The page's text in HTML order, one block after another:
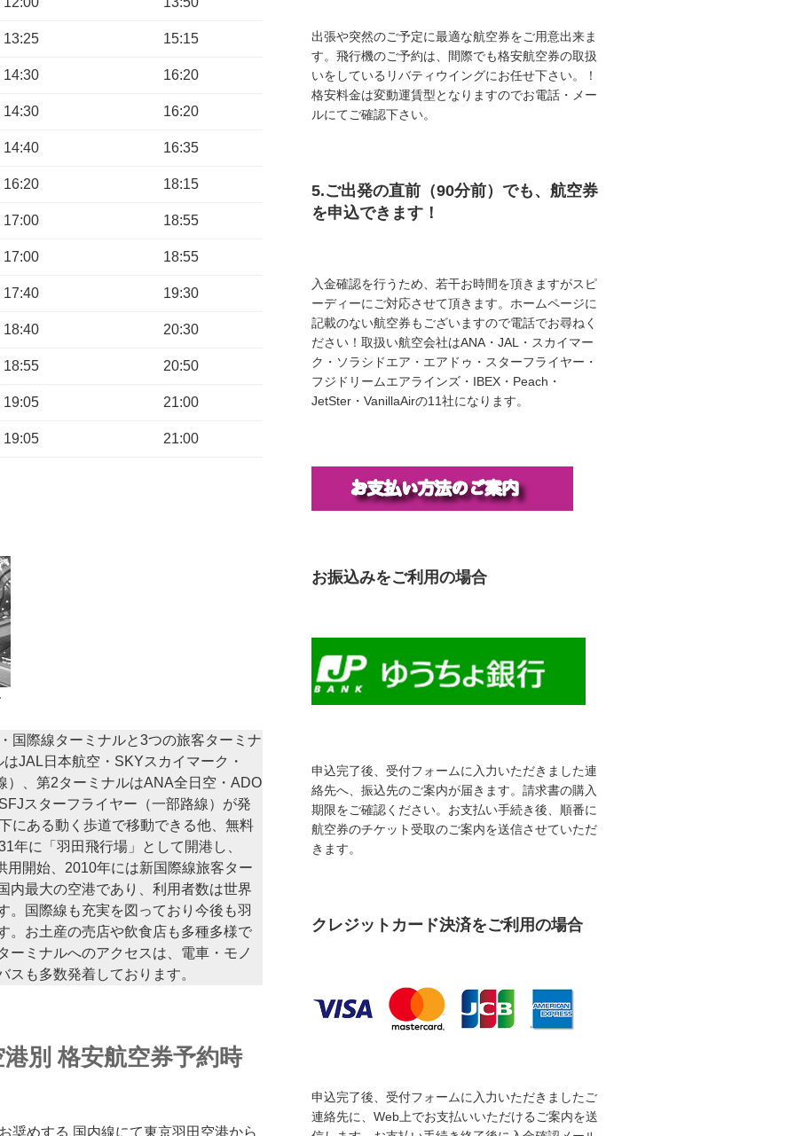
13:25 15:15
14:30 16:20
14:30 16:20
14:40 16:35
16:20 18:15
17:00 18:55
17:00 18:55
17:40 19:30
18:40 20:30
18:55 20:50
19:05 21:00
19:05 21:00
国際線ターミナルと3つの旅客ターミナ
JAL日本航空・SKYスカイマーク・
）、第2ターミナルはANA全日空・ADO
スターフライヤー（一部路線）が発
にある動く歩道で移動できる他、無料
年に「羽田飛行場」として開港し、
用開始、2010年には新国際線旅客ター
内最大の空港であり、利用者数は世界
。国際線も充実を図っており今後も羽
。お土産の売店や飲食店も多種多様で
ーミナルへのアクセスは、電車・モノ
も多数発着しております。
別 格安航空券予約時
奨めする 国内線にて東京羽田空港から
出張や突然のご予定に最適な航空券をご用意出来ま
す。飛行機のご予約は、間際でも格安航空券の取扱
いをしているリバティウイングにお任せ下さい。！
格安料金は変動運賃型となりますのでお電話・メー
ルにてご確認下さい。
5.ご出発の直前（90分前）でも、航空券
を申込できます！
入金確認を行うため、若干お時間を頂きますがスピ
ーディーにご対応させて頂きます。ホームページに
記載のない航空券もございますので電話でお尋ねく
ださい！取扱い航空会社はANA・JAL・スカイマー
ク・ソラシドエア・エアドゥ・スターフライヤー・
フジドリームエアラインズ・IBEX・Peach・
JetSter・VanillaAirの11社になります。
お振込みをご利用の場合
申込完了後、受付フォームに入力いただきました連
絡先へ、振込先のご案内が届きます。請求書の購入
期限をご確認ください。お支払い手続き後、順番に
航空券のチケット受取のご案内を送信させていただ
きます。
クレジットカード決済をご利用の場合
申込完了後、受付フォームに入力いただきましたご
連絡先に、Web上でお支払いいただけるご案内を送